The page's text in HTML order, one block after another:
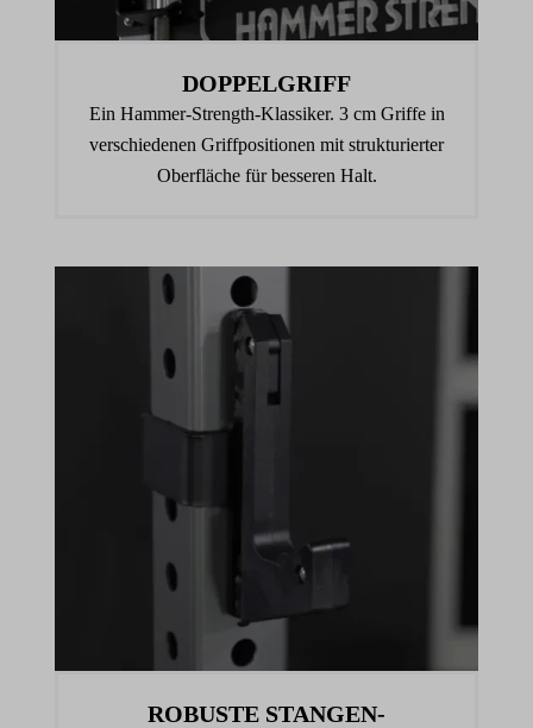
DOPPELGRIFF
Ein Hammer-Strength-Klassiker. 3 cm Griffe in
verschiedenen Griffpositionen mit strukturierter
Oberfläche für besseren Halt.
ROBUSTE STANGEN­